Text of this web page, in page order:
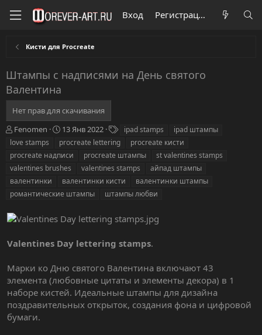
Вход Регистрация
Кисти для Procreate
Штампы с надписями на День святого
Валентина
Нет прав для скачивания
А
в
о
р
Fenomen
Д
а
а
с
о
з
н
я
13 Янв 2022
е
г
и
ipad stamps
ipad штампы
love stamps
procreate lettering
procreate кисти
procreate надписи
procreate штампы
st valentines stamps
valentines brushes
valentines stamps
айпад штампы
валентинки
валентинки кисти
валентинки штампы
романтические штампы
штампы любви
Valentines Day lettering stamps.
Марки ко Дню святого Валентина включают 43
элемента (любовные цитаты и элементы декора) в 1
наборе кистей. Идеальные штампы для дизайна
поздравительных открыток, создания фона и цифровой
бумаги.